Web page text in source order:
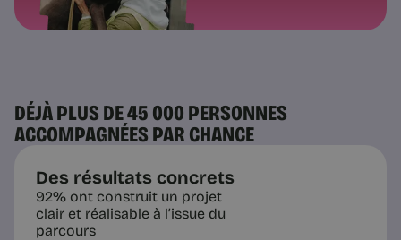
DÉJÀ PLUS DE 45 000 PERSONNES
ACCOMPAGNÉES PAR CHANCE
Des résultats concrets
92% ont construit un projet
clair et réalisable à l’issue du
parcours